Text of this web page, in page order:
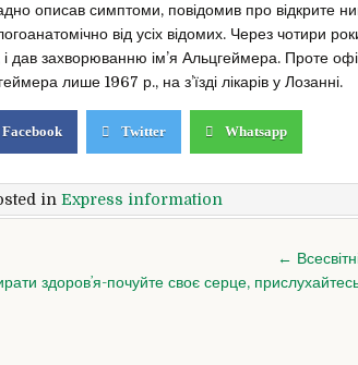
описав симптоми, повідомив про відкрите
від усіх відомих. Через чотири
і дав захворюванню ім’я Альцгеймера. Проте
лише 1967 р., на з’їзді лікарів у Лозанні.
Facebook Twitter Whatsapp
in Express information
←
здоровʼя-почуйте своє серце,